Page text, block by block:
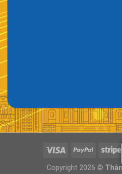
Copyright 2026 ©